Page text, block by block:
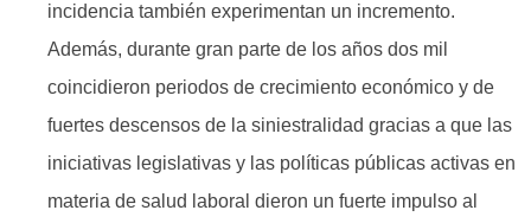
incidencia también experimentan un incremento.
Además, durante gran parte de los años dos mil
coincidieron periodos de crecimiento económico y de
fuertes descensos de la siniestralidad gracias a que las
iniciativas legislativas y las políticas públicas activas en
materia de salud laboral dieron un fuerte impulso al